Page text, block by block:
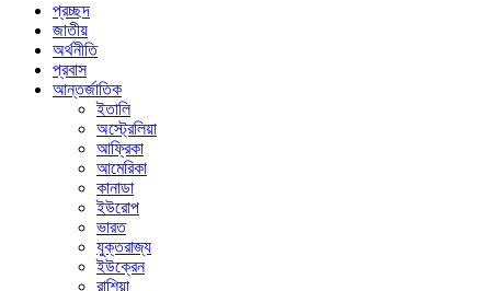
প্রচ্ছদ
জাতীয়
অর্থনীতি
প্রবাস
আন্তর্জাতিক
ইতালি
অস্ট্রেলিয়া
আফ্রিকা
আমেরিকা
কানাডা
ইউরোপ
ভারত
যুক্তরাজ্য
ইউক্রেন
রাশিয়া